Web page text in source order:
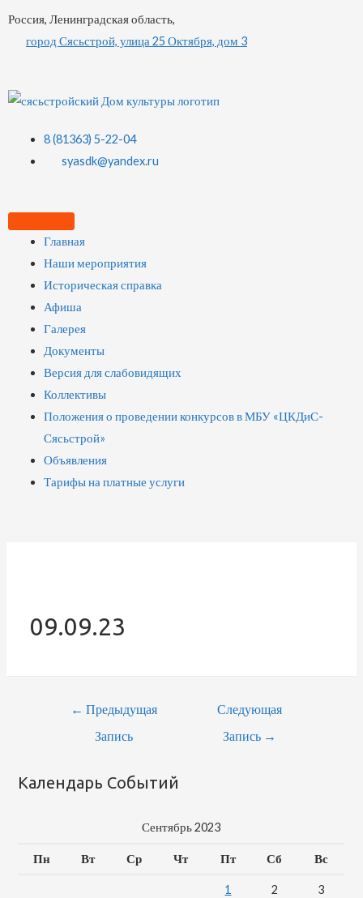
Россия, Ленинградская область,
город Сясьстрой, улица 25 Октября, дом 3
8 (81363) 5-22-04
syasdk@yandex.ru
Главная
Наши мероприятия
Историческая справка
Афиша
Галерея
Документы
Версия для слабовидящих
Коллективы
Положения о проведении конкурсов в МБУ «ЦКДиС-
Сясьстрой»
Объявления
Тарифы на платные услуги
09.09.23
Навигация
← Предыдущая
Запись
Следующая
Запись →
Календарь Событий
Сентябрь 2023
Пн Вт Ср Чт Пт Сб Вс
1 2
3